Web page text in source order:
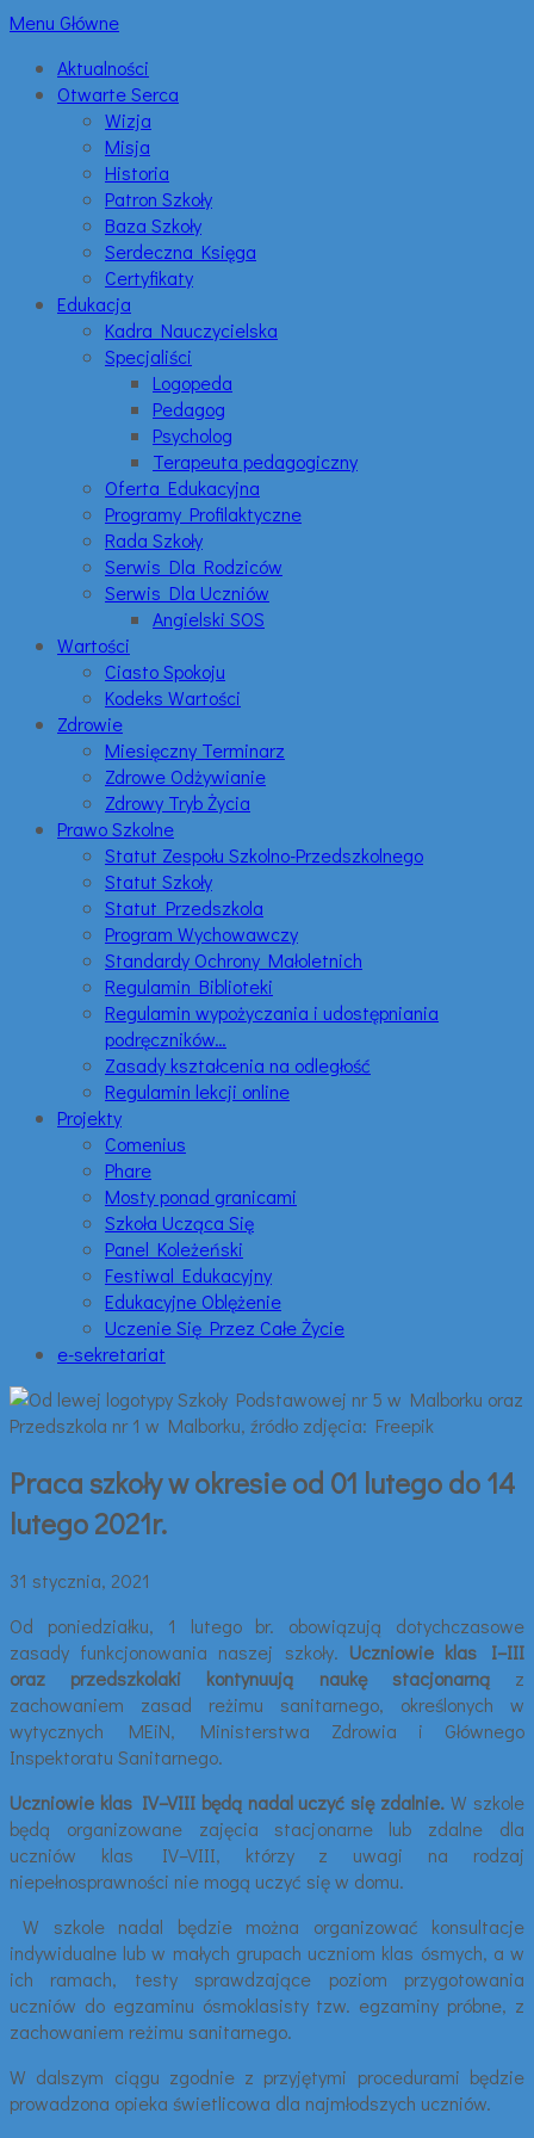
Menu Główne
Aktualności
Otwarte Serca
Wizja
Misja
Historia
Patron Szkoły
Baza Szkoły
Serdeczna Księga
Certyfikaty
Edukacja
Kadra Nauczycielska
Specjaliści
Logopeda
Pedagog
Psycholog
Terapeuta pedagogiczny
Oferta Edukacyjna
Programy Profilaktyczne
Rada Szkoły
Serwis Dla Rodziców
Serwis Dla Uczniów
Angielski SOS
Wartości
Ciasto Spokoju
Kodeks Wartości
Zdrowie
Miesięczny Terminarz
Zdrowe Odżywianie
Zdrowy Tryb Życia
Prawo Szkolne
Statut Zespołu Szkolno-Przedszkolnego
Statut Szkoły
Statut Przedszkola
Program Wychowawczy
Standardy Ochrony Małoletnich
Regulamin Biblioteki
Regulamin wypożyczania i udostępniania
podręczników…
Zasady kształcenia na odległość
Regulamin lekcji online
Projekty
Comenius
Phare
Mosty ponad granicami
Szkoła Ucząca Się
Panel Koleżeński
Festiwal Edukacyjny
Edukacyjne Oblężenie
Uczenie Się Przez Całe Życie
e-sekretariat
Praca szkoły w okresie od 01 lutego do 14
lutego 2021r.
31 stycznia, 2021
Od poniedziałku, 1 lutego br. obowiązują dotychczasowe
zasady funkcjonowania naszej szkoły. Uczniowie klas I–III
oraz przedszkolaki
kontynuują naukę stacjonarnąz
zachowaniem zasad reżimu sanitarnego, określonych w
wytycznych MEiN, Ministerstwa Zdrowia i Głównego
Inspektoratu Sanitarnego.
Uczniowie klas IV–VIII będą nadal uczyć się zdalnie. W szkole
będą organizowane zajęcia stacjonarne lub zdalne dla
uczniów klas IV–VIII, którzy z uwagi na rodzaj
niepełnosprawności nie mogą uczyć się w domu.
W szkole nadal będzie można organizować konsultacje
indywidualne lub w małych grupach uczniom klas ósmych, a w
ich ramach, testy sprawdzające poziom przygotowania
uczniów do egzaminu ósmoklasisty tzw. egzaminy próbne, z
zachowaniem reżimu sanitarnego.
W dalszym ciągu zgodnie z przyjętymi procedurami będzie
prowadzona opieka świetlicowa dla najmłodszych uczniów.